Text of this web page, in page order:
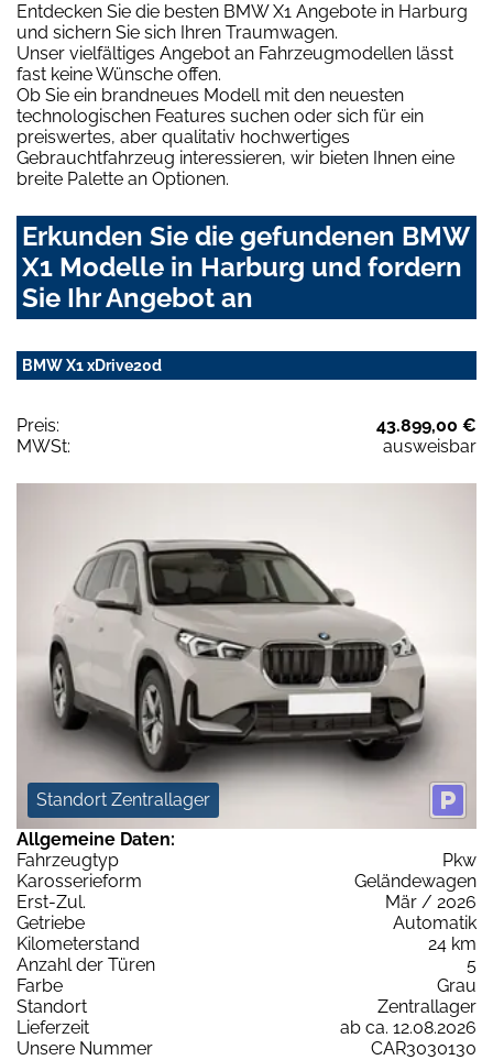
Entdecken Sie die besten BMW X1 Angebote in Harburg
und sichern Sie sich Ihren Traumwagen.
Unser vielfältiges Angebot an Fahrzeugmodellen lässt
fast keine Wünsche offen.
Ob Sie ein brandneues Modell mit den neuesten
technologischen Features suchen oder sich für ein
preiswertes, aber qualitativ hochwertiges
Gebrauchtfahrzeug interessieren, wir bieten Ihnen eine
breite Palette an Optionen.
Erkunden Sie die gefundenen BMW
X1 Modelle in Harburg und fordern
Sie Ihr Angebot an
BMW X1 xDrive20d
Preis:
43.899,00 €
MWSt:
ausweisbar
Standort Zentrallager
Allgemeine Daten:
Fahrzeugtyp
Pkw
Karosserieform
Geländewagen
Erst-Zul.
Mär / 2026
Getriebe
Automatik
Kilometerstand
24 km
Anzahl der Türen
5
Farbe
Grau
Standort
Zentrallager
Lieferzeit
ab ca. 12.08.2026
Unsere Nummer
CAR3030130